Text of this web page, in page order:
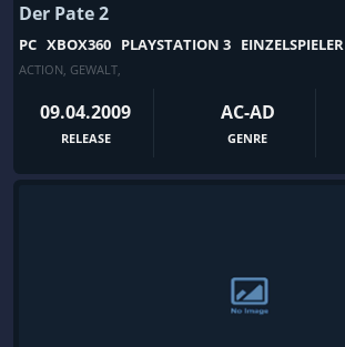
Der Pate 2
PC XBOX360 PLAYSTATION 3 EINZELSPIELER
ACTION, GEWALT,
09.04.2009
RELEASE
AC-AD
GENRE